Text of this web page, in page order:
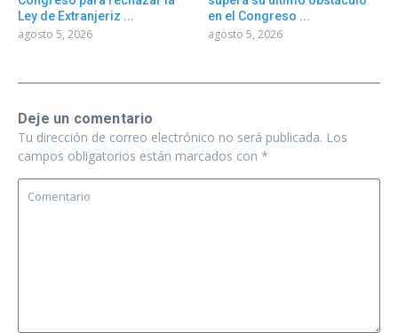
Ley de Extranjeriz ...
agosto 5, 2026
en el Congreso ...
agosto 5, 2026
Deje un comentario
Tu dirección de correo electrónico no será publicada. Los
campos obligatorios están marcados con *